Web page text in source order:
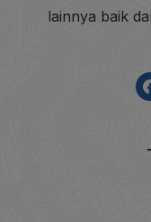
lainnya baik